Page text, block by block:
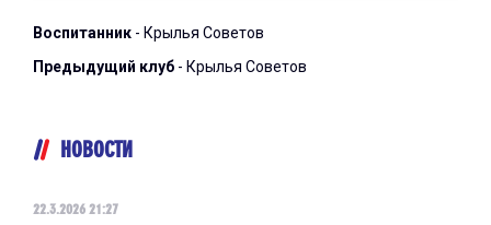
Воспитанник - Крылья Советов
Предыдущий клуб - Крылья Советов
НОВОСТИ
22.3.2026 21:27